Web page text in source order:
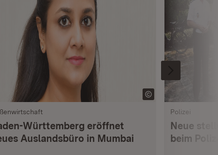
Württemberg eröffnet
Auslandsbüro in Mumbai
Polizei
Neue
beim